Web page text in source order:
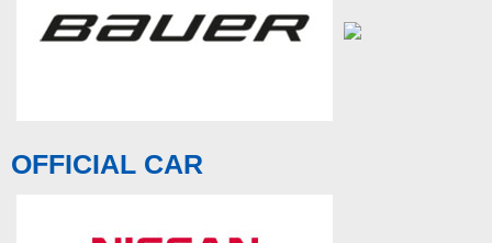
OFFICIAL CAR